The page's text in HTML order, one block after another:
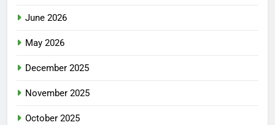
June 2026
May 2026
December 2025
November 2025
October 2025